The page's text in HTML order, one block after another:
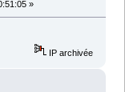
»
IP archivée